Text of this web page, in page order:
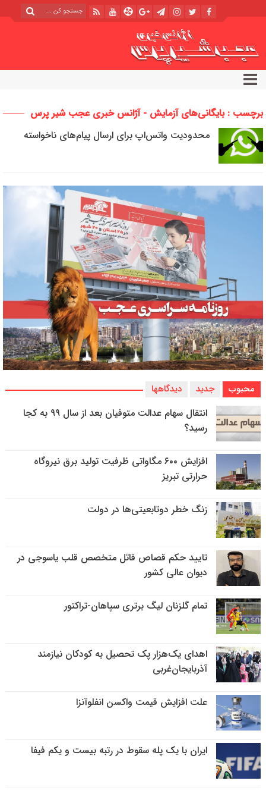
برچسب : بایگانی‌های آزمایش - آژانس خبری عجب شیر پرس
محدودیت واتس‌اپ برای ارسال پیام‌های ناخواسته
محبوب جدید دیدگاهها
انتقال سهام عدالت متوفیان بعد از سال ۹۹ به کجا
رسید؟
افزایش ۶۰۰ مگاواتی ظرفیت تولید برق نیروگاه
حرارتی تبریز
زنگ خطر دوتابعیتی‌ها در دولت
تایید حکم قصاص قاتل متخصص قلب یاسوجی در
دیوان عالی کشور
تمام گلزنان لیگ‌ برتری سپاهان-تراکتور
اهدای یک‌هزار پک تحصیل به کودکان نیازمند
آذربایجان‌غربی
علت افزایش قیمت واکسن انفلوآنزا
ایران با یک پله سقوط در رتبه بیست و یکم فیفا